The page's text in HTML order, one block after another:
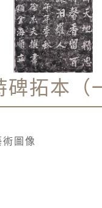
拓本（
圖像